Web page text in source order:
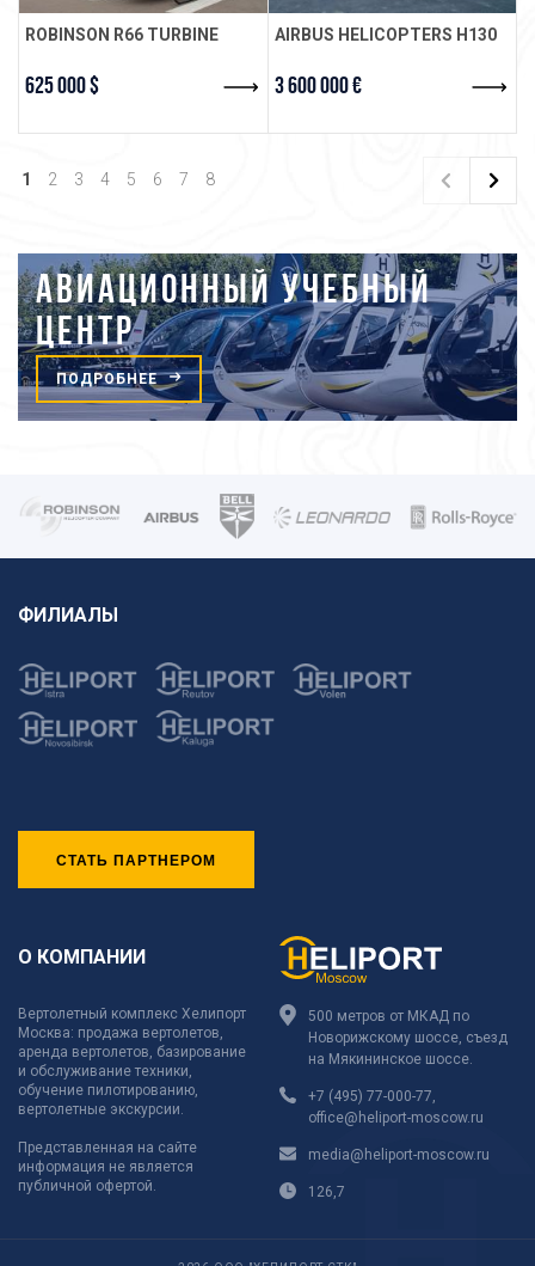
ROBINSON R66 TURBINE
625 000 $
AIRBUS HELICOPTERS H130
3 600 000 €
1 2 3 4 5 6 7 8
АВИАЦИОННЫЙ УЧЕБНЫЙ
ЦЕНТР
ПОДРОБНЕЕ
ФИЛИАЛЫ
СТАТЬ ПАРТНЕРОМ
О КОМПАНИИ
Вертолетный комплекс Хелипорт
Москва: продажа вертолетов,
аренда вертолетов, базирование
и обслуживание техники,
обучение пилотированию,
вертолетные экскурсии.
Представленная на сайте
информация не является
публичной офертой.
500 метров от МКАД по
Новорижскому шоссе, съезд
на Мякининское шоссе.
+7 (495) 77-000-77,
office@heliport-moscow.ru
media@heliport-moscow.ru
126,7